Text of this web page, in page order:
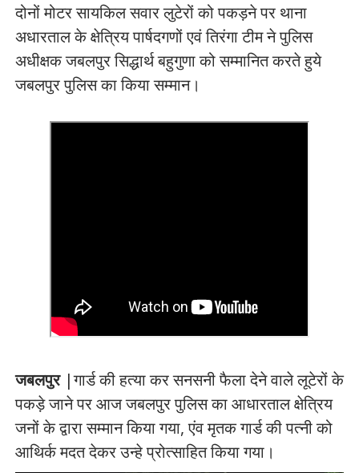
दोनों मोटर सायकिल सवार लुटेरों को पकड़ने पर थाना
अधारताल के क्षेत्रिय पार्षदगणों एवं तिरंगा टीम ने पुलिस
अधीक्षक जबलपुर सिद्धार्थ बहुगुणा को सम्मानित करते हुये
जबलपुर पुलिस का किया सम्मान।
जबलपुर|गार्ड की हत्या कर सनसनी फैला देने वाले लूटेरों के
पकड़े जाने पर आज जबलपुर पुलिस का आधारताल क्षेत्रिय
जनों के द्वारा सम्मान किया गया, एंव मृतक गार्ड की पत्नी को
आथिर्क मदत देकर उन्हे प्रोत्साहित किया गया।